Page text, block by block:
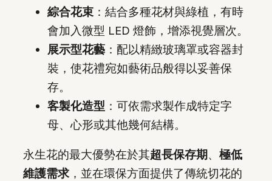
綜合花束 ：結合多種花材與綠植，有時
會加入微型 LED 燈飾，增添視覺層次。
展示型花藝 ：配以精緻玻璃罩或容器封
裝，使花禮宛如藝術品般得以妥善保
存。
客製化造型 ：可依需求製作成特定字
母、心形或其他幾何結構。
永生花的最大優勢在於其超長保存期、 極低
維護需求 ，並在環保方面提供了傳統切花的